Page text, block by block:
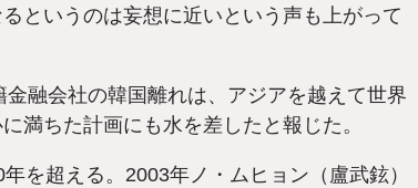
というのは妄想に近いという声も上がって
融会社の韓国離れは、アジアを越えて世界
満ちた計画にも水を差したと報じた。
を超える。2003年ノ・ムヒョン（盧武鉉）